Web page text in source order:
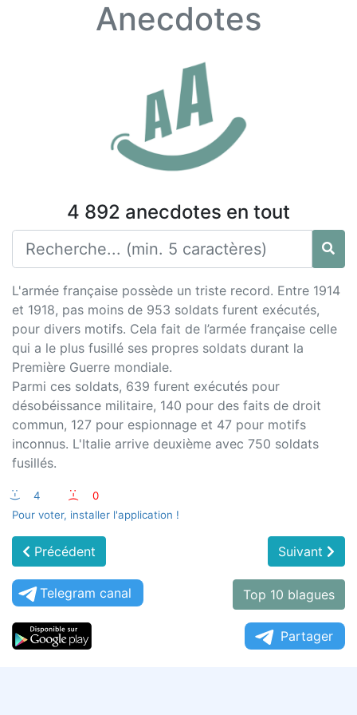
Anecdotes
4 892 anecdotes en tout
L'armée française possède un triste record. Entre 1914
et 1918, pas moins de 953 soldats furent exécutés,
pour divers motifs. Cela fait de l’armée française celle
qui a le plus fusillé ses propres soldats durant la
Première Guerre mondiale.
Parmi ces soldats, 639 furent exécutés pour
désobéissance militaire, 140 pour des faits de droit
commun, 127 pour espionnage et 47 pour motifs
inconnus. L'Italie arrive deuxième avec 750 soldats
fusillés.
:-) 4 :-(
0
Pour voter, installer l'application !
Précédent Suivant
Telegram canal Top 10 blagues
Partager